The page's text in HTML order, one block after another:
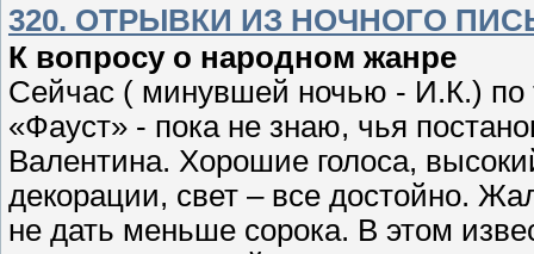
320. ОТРЫВКИ ИЗ НОЧНОГО
К вопросу о народном жанре
Сейчас ( минувшей ночью - И.К.) по
«Фауст» - пока не знаю, чья
Валентина. Хорошие голоса,
декорации, свет – все достойно.
не дать меньше сорока. В этом